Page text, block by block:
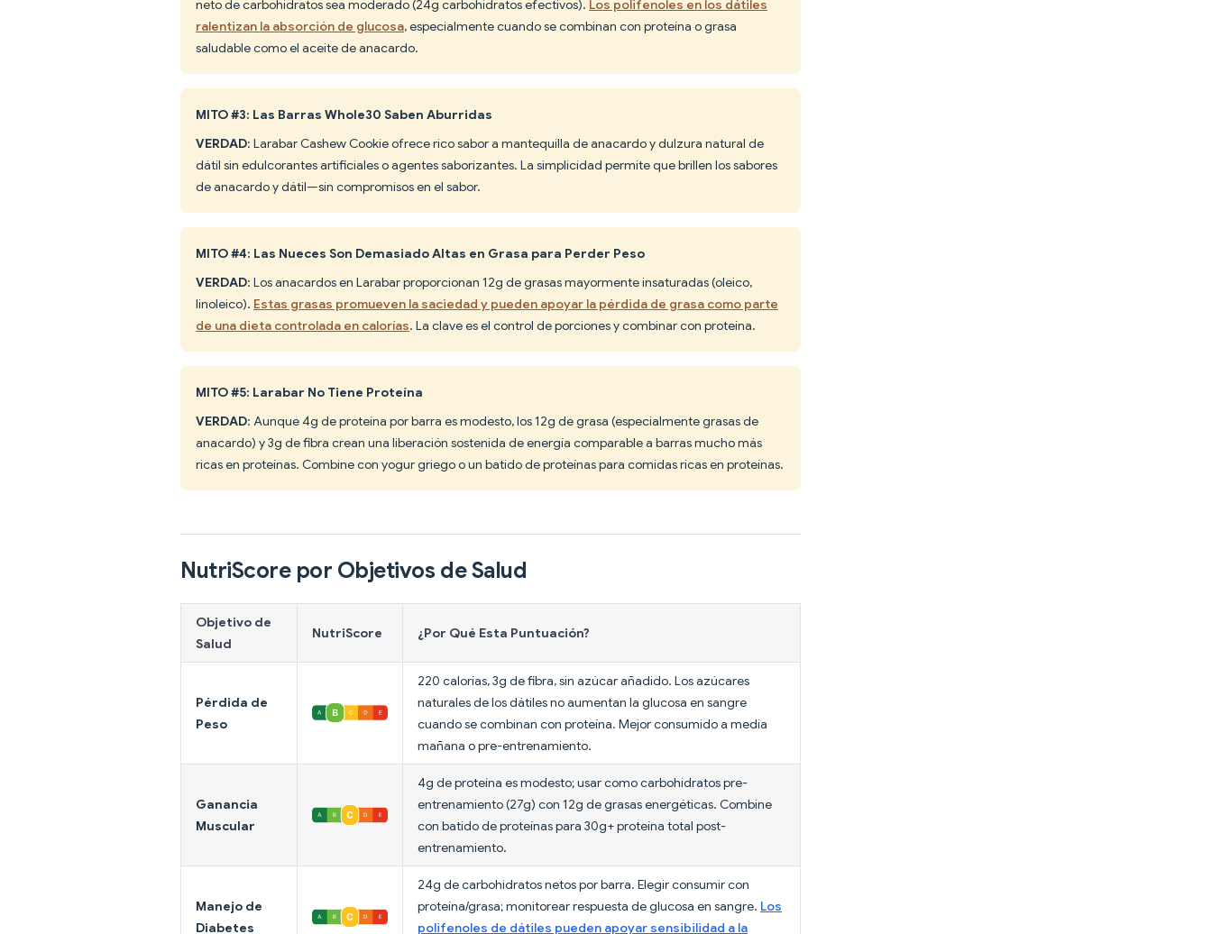
neto de carbohidratos sea moderado (24g carbohidratos efectivos). Los polifenoles en los dátiles
ralentizan la absorción de glucosa, especialmente cuando se combinan con proteína o grasa
saludable como el aceite de anacardo.
MITO #3: Las Barras Whole30 Saben Aburridas
VERDAD: Larabar Cashew Cookie ofrece rico sabor a mantequilla de anacardo y dulzura natural de
dátil sin edulcorantes artificiales o agentes saborizantes. La simplicidad permite que brillen los sabores
de anacardo y dátil—sin compromisos en el sabor.
MITO #4: Las Nueces Son Demasiado Altas en Grasa para Perder Peso
VERDAD: Los anacardos en Larabar proporcionan 12g de grasas mayormente insaturadas (oleico,
linoleico). Estas grasas promueven la saciedad y pueden apoyar la pérdida de grasa como parte
de una dieta controlada en calorías. La clave es el control de porciones y combinar con proteína.
MITO #5: Larabar No Tiene Proteína
VERDAD: Aunque 4g de proteína por barra es modesto, los 12g de grasa (especialmente grasas de
anacardo) y 3g de fibra crean una liberación sostenida de energía comparable a barras mucho más
ricas en proteínas. Combine con yogur griego o un batido de proteínas para comidas ricas en proteínas.
NutriScore por Objetivos de Salud
Objetivo de
Salud
NutriScore ¿Por Qué Esta Puntuación?
Pérdida de
Peso
220 calorías, 3g de fibra, sin azúcar añadido. Los azúcares
naturales de los dátiles no aumentan la glucosa en sangre
cuando se combinan con proteína. Mejor consumido a media
mañana o pre-entrenamiento.
Ganancia
Muscular
4g de proteína es modesto; usar como carbohidratos pre-
entrenamiento (27g) con 12g de grasas energéticas. Combine
con batido de proteínas para 30g+ proteína total post-
entrenamiento.
Manejo de
Diabetes
24g de carbohidratos netos por barra. Elegir consumir con
proteína/grasa; monitorear respuesta de glucosa en sangre. Los
polifenoles de dátiles pueden apoyar sensibilidad a la